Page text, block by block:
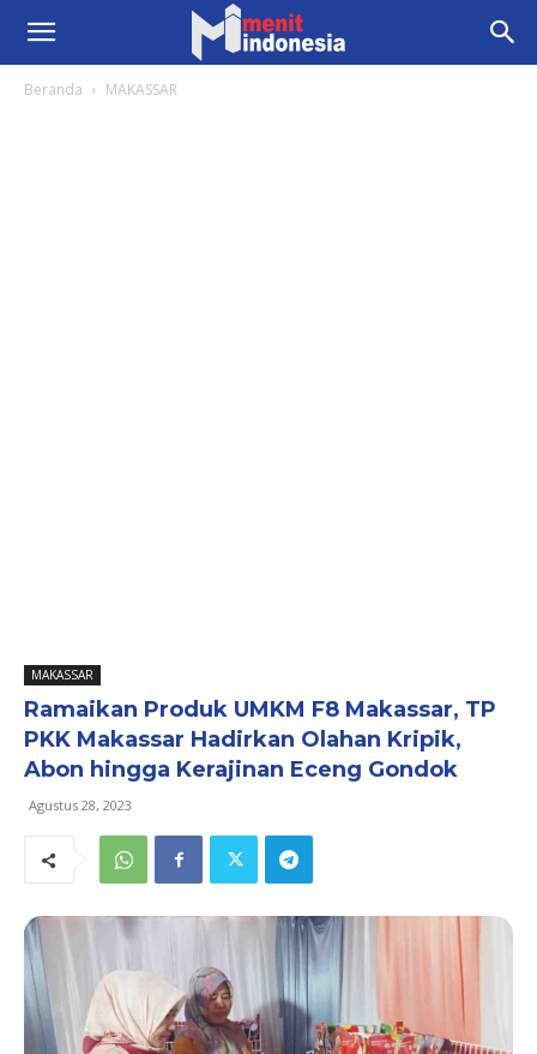
Beranda MAKASSAR
MAKASSAR
Ramaikan Produk UMKM F8 Makassar, TP
PKK Makassar Hadirkan Olahan Kripik,
Abon hingga Kerajinan Eceng Gondok
Agustus 28, 2023